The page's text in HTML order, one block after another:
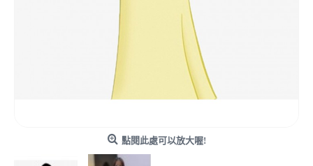
點閱此處可以放大喔!